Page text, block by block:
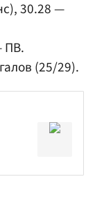
30.28 —
ПВ.
(25/29).